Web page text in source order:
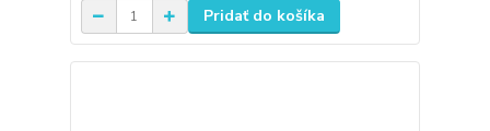
Pridať do košíka